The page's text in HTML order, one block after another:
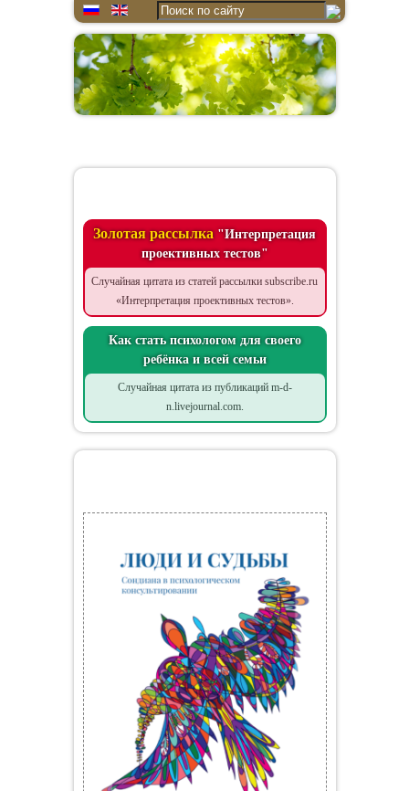
Золотая рассылка"Интерпретация
проективных тестов"
Случайная цитата из статей рассылки subscribe.ru
«Интерпретация проективных тестов».
Как стать психологом для своего
ребёнка и всей семьи
Случайная цитата из публикаций m-d-
n.livejournal.com.